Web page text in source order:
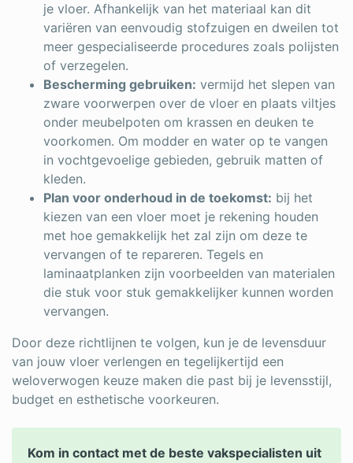
je vloer. Afhankelijk van het materiaal kan dit
variëren van eenvoudig stofzuigen en dweilen tot
meer gespecialiseerde procedures zoals polijsten
of verzegelen.
Bescherming gebruiken: vermijd het slepen van
zware voorwerpen over de vloer en plaats viltjes
onder meubelpoten om krassen en deuken te
voorkomen. Om modder en water op te vangen
in vochtgevoelige gebieden, gebruik matten of
kleden.
Plan voor onderhoud in de toekomst: bij het
kiezen van een vloer moet je rekening houden
met hoe gemakkelijk het zal zijn om deze te
vervangen of te repareren. Tegels en
laminaatplanken zijn voorbeelden van materialen
die stuk voor stuk gemakkelijker kunnen worden
vervangen.
Door deze richtlijnen te volgen, kun je de levensduur
van jouw vloer verlengen en tegelijkertijd een
weloverwogen keuze maken die past bij je levensstijl,
budget en esthetische voorkeuren.
Kom in contact met de beste vakspecialisten uit